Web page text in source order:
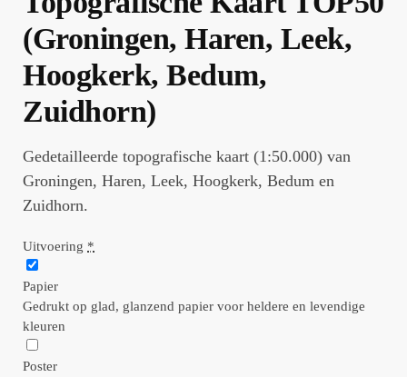
(Groningen, Haren, Leek,
Hoogkerk, Bedum,
Zuidhorn)
Gedetailleerde topografische kaart (1:50.000) van
Groningen, Haren, Leek, Hoogkerk, Bedum en
Zuidhorn.
Uitvoering *
Papier
Gedrukt op glad, glanzend papier voor heldere en levendige
kleuren
Poster